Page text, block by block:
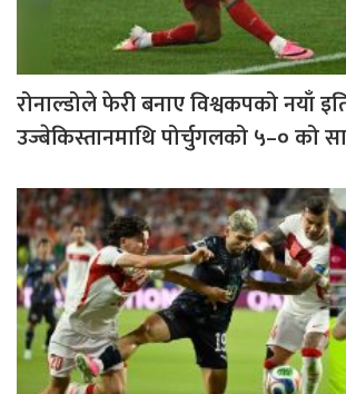
रोनाल्डोले फेरी बनाए विश्वकपको नयाँ
उज्बेकिस्तानमाथि पोर्चुगलको ५–० को